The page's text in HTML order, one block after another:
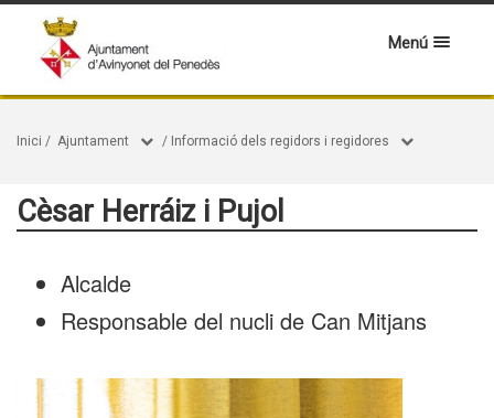
Menú
Inici / Ajuntament / Informació dels regidors i regidores
Cèsar Herráiz i Pujol
Alcalde
Responsable del nucli de Can Mitjans